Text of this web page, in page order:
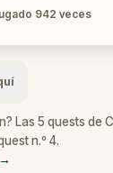
942 veces
Las 5 quests de
n.º 4.
→